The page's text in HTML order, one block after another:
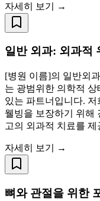
자세히 보기 →
일반 외과: 외과적
[병원 이름]의 일반외
는 광범위한 의학적
있는 파트너입니다.
웰빙을 보장하기 위해
고의 외과적 치료를 제
자세히 보기 →
뼈와 관절을 위한